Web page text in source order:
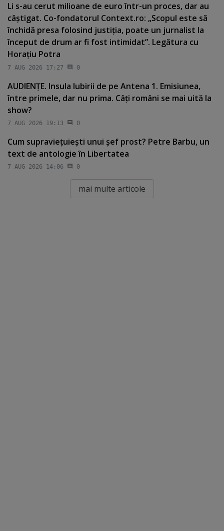
Li s-au cerut milioane de euro într-un proces, dar au
câştigat. Co-fondatorul Context.ro: „Scopul este să
închidă presa folosind justiţia, poate un jurnalist la
început de drum ar fi fost intimidat”. Legătura cu
Horaţiu Potra
7 AUG 2026 17:27 0
AUDIENŢE. Insula Iubirii de pe Antena 1. Emisiunea,
între primele, dar nu prima. Câţi români se mai uită la
show?
7 AUG 2026 19:13 0
Cum supravieţuieşti unui şef prost? Petre Barbu, un
text de antologie în Libertatea
7 AUG 2026 14:06 0
mai multe articole